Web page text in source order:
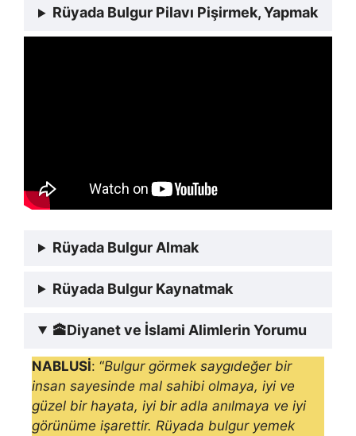
Rüyada Bulgur Pilavı Pişirmek, Yapmak
Rüyada Bulgur Almak
Rüyada Bulgur Kaynatmak
🕋Diyanet ve İslami Alimlerin Yorumu
NABLUSİ: “Bulgur görmek saygıdeğer bir
insan sayesinde mal sahibi ol­maya, iyi ve
güzel bir hayata, iyi bir adla anılmaya ve iyi
görünüme işaret­tir. Rüyada bulgur yemek